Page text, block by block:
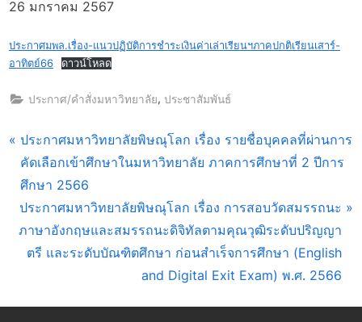
2024
26 มกราคม 2567
ประกาศมพล.เรื่อง-แนวปฏิบัติการชำระเงินค่าเล่าเรียนฯภาคปกติเรียนเสาร์-
อาทิตย์66
ดาวน์โหลด
ประกาศ/คำสั่งมหาวิทยาลัย,ประชาสัมพันธ์
แนะแนว
เรื่อง
P
r
e
v
i
ประกาศมหาวิทยาลัยพิษณุโลก เรื่อง รายชื่อบุคคลที่ผ่านการ
คัดเลือกเข้าศึกษาในมหาวิทยาลัย ภาคการศึกษาที่ 2 ปีการ
ศึกษา 2566
N
e
ประกาศมหาวิทยาลัยพิษณุโลก เรื่อง การสอบวัดสมรรถนะ
ภาษาอังกฤษและสมรรถนะดิจิทัลตามคุณวุฒิระดับปริญญา
ตรี และระดับบัณฑิตศึกษา ก่อนสำเร็จการศึกษา (English
and Digital Exit Exam) พ.ศ. 2566